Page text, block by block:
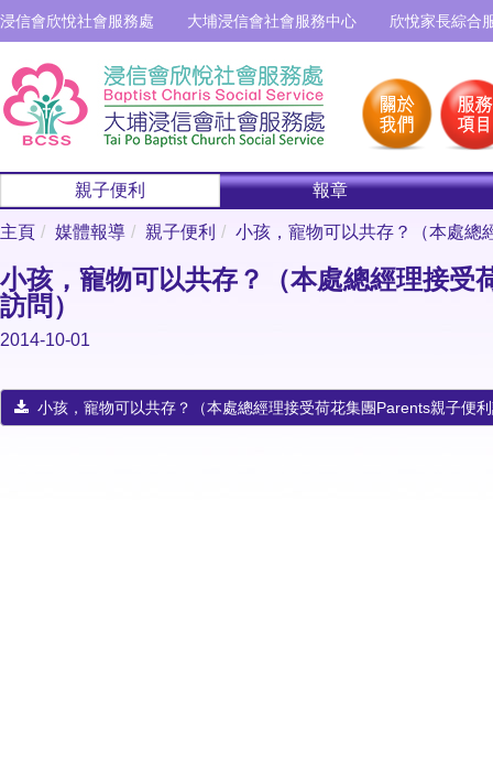
浸信會欣悅社會服務處 大埔浸信會社會服務中心 欣悅家長綜合
親子便利 報章
主頁 媒體報導 親子便利 小孩，寵物可以共存？（本處總
小孩，寵物可以共存？（本處總經理接受
訪問）
2014-10-01
小孩，寵物可以共存？（本處總經理接受荷花集團Parents親子便